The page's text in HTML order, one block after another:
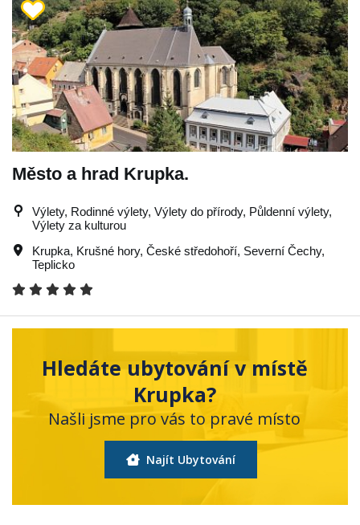
Město a hrad Krupka.
Výlety, Rodinné výlety, Výlety do přírody, Půldenní výlety,
Výlety za kulturou
Krupka, Krušné hory, České středohoří, Severní Čechy,
Teplicko
Hledáte ubytování v místě
Krupka?
Našli jsme pro vás to pravé místo
Najít Ubytování